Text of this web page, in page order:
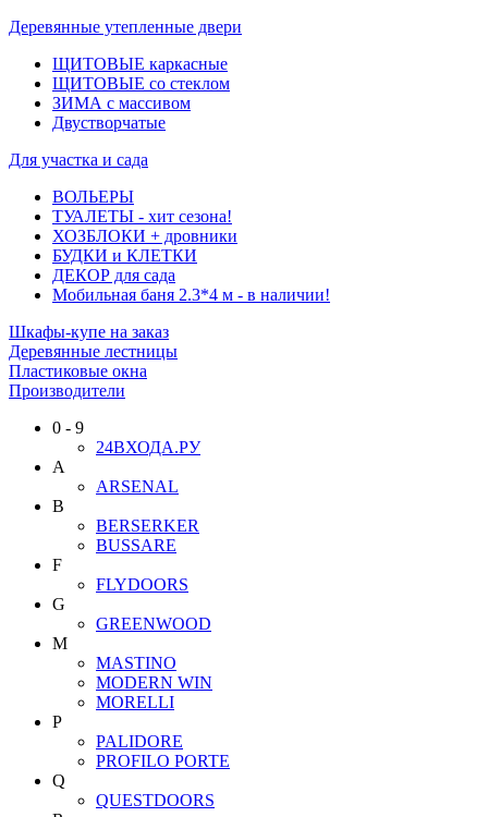
Деревянные утепленные двери
ЩИТОВЫЕ каркасные
ЩИТОВЫЕ со стеклом
ЗИМА с массивом
Двустворчатые
Для участка и сада
ВОЛЬЕРЫ
ТУАЛЕТЫ - хит сезона!
ХОЗБЛОКИ + дровники
БУДКИ и КЛЕТКИ
ДЕКОР для сада
Мобильная баня 2.3*4 м - в наличии!
Шкафы-купе на заказ
Деревянные лестницы
Пластиковые окна
Производители
0 - 9
24ВХОДА.РУ
A
ARSENAL
B
BERSERKER
BUSSARE
F
FLYDOORS
G
GREENWOOD
M
MASTINO
MODERN WIN
MORELLI
P
PALIDORE
PROFILO PORTE
Q
QUESTDOORS